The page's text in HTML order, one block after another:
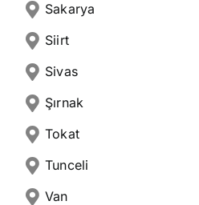
Sakarya
Siirt
Sivas
Şırnak
Tokat
Tunceli
Van